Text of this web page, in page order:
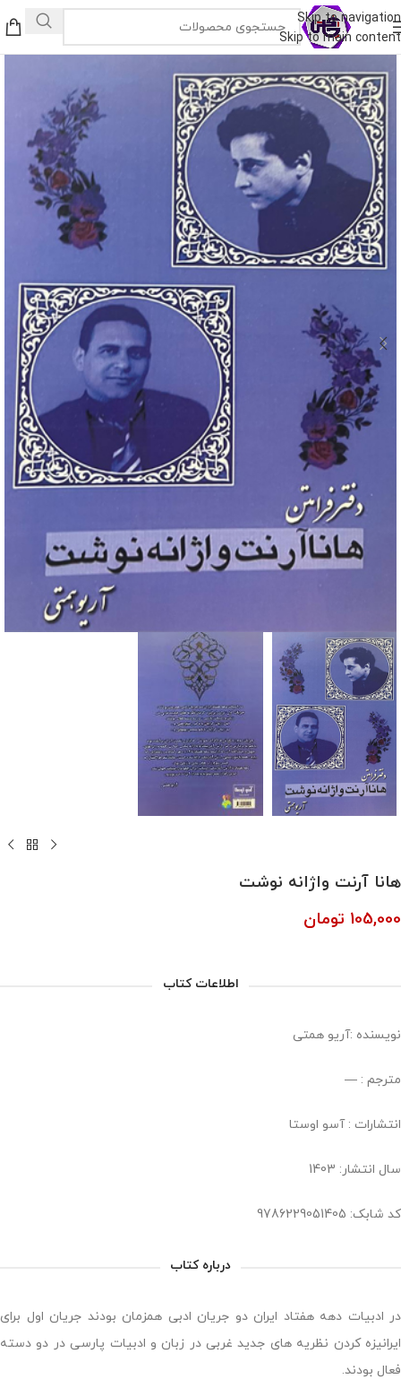
Skip to navigation
Skip to main content
هانا آرنت واژانه نوشت
105,000 تومان
اطلاعات کتاب
نویسنده :آریو همتی
مترجم : —
انتشارات : آسو اوستا
سال انتشار: 1403
کد شابک: 9786229051405
درباره کتاب
در ادبیات دهه هفتاد ایران دو جریان ادبی همزمان بودند جریان اول برای
ایرانیزه کردن نظریه های جدید غربی در زبان و ادبیات پارسی در دو دسته
فعال بودند.